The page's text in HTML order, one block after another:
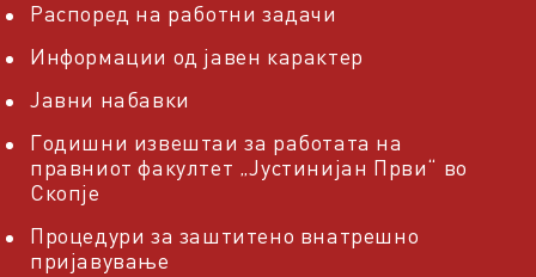
Распоред на работни задачи
Информации од јавен карактер
Јавни набавки
Годишни извештаи за работата на
правниот факултет „Јустинијан Први“ во
Скопје
Процедури за заштитено внатрешно
пријавување